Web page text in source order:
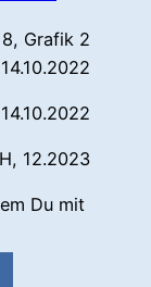
Grafik 2
12.2023
Du mit